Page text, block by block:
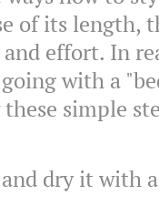
of its length,
effort. In
with a
simple
dry it with